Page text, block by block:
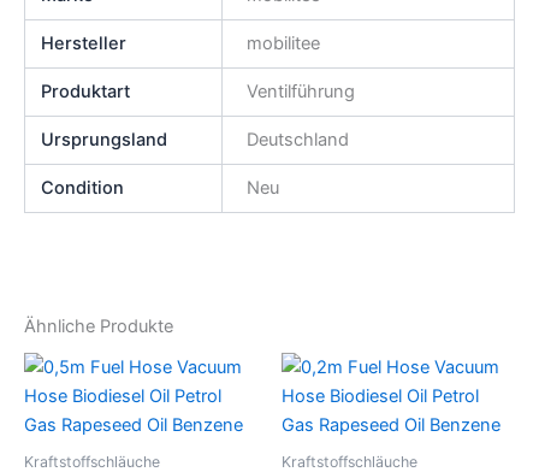
Hersteller mobilitee
Produktart Ventilführung
Ursprungsland Deutschland
Condition Neu
Ähnliche Produkte
Kraftstoffschläuche Kraftstoffschläuche